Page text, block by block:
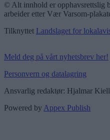
© Alt innhold er opphavsrettslig
arbeider etter Vær Varsom-
Tilknyttet Landslaget for
Meld deg på vårt nyhetsbrev her!
Personvern og datalagring
Ansvarlig redaktør: Hjalmar
Powered by Appex Publish